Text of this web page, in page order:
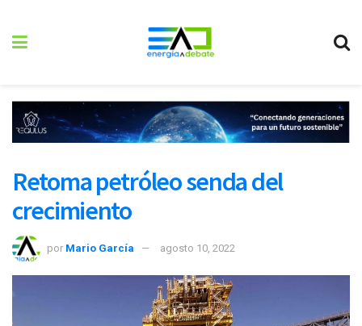
Retoma petróleo senda del
crecimiento
por Mario García agosto 10, 2022